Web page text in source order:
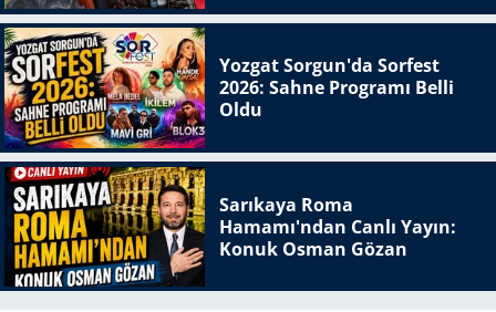
Yozgat Sorgun'da Sorfest
2026: Sahne Programı Belli
Oldu
Sarıkaya Roma
Hamamı'ndan Canlı Yayın:
Konuk Osman Gözan